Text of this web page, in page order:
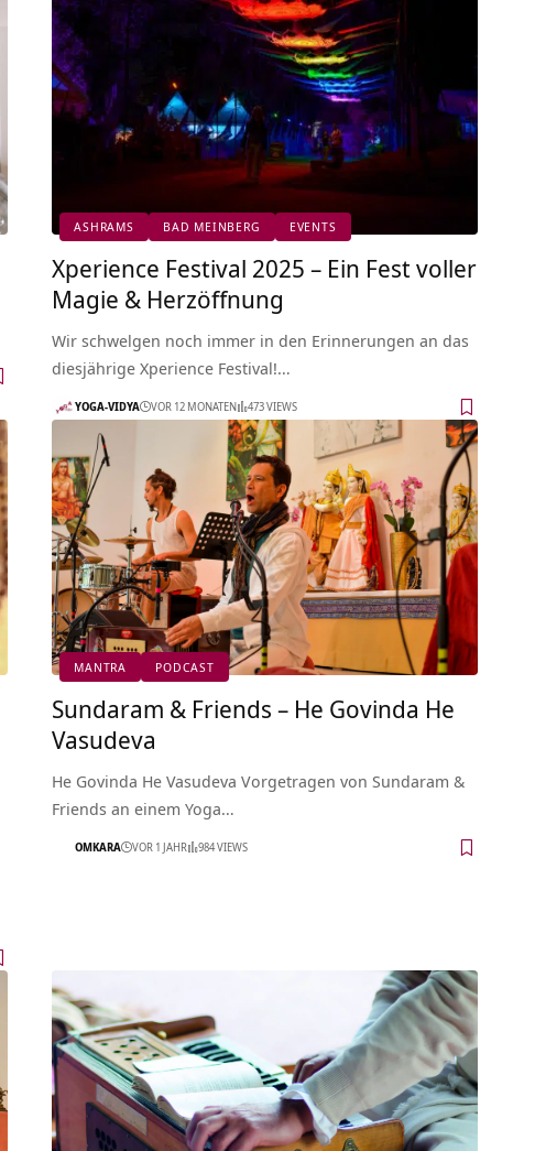
ASHRAMS BAD MEINBERG EVENTS
Xperience Festival 2025 – Ein Fest voller
Magie & Herzöffnung
Wir schwelgen noch immer in den Erinnerungen an das
diesjährige Xperience Festival!…
YOGA-VIDYA VOR 12 MONATEN 473 VIEWS
MANTRA PODCAST
Sundaram & Friends – He Govinda He
Vasudeva
He Govinda He Vasudeva Vorgetragen von Sundaram &
Friends an einem Yoga…
OMKARA VOR 1 JAHR 984 VIEWS